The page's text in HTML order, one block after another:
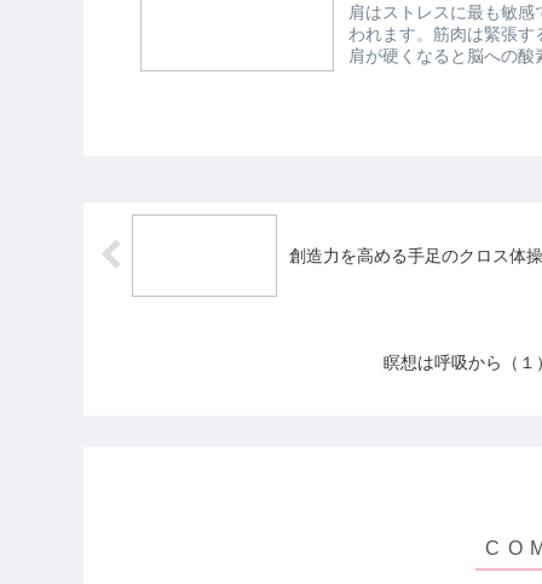
肩はストレスに最も敏
われます。筋肉は緊張
肩が硬くなると脳への
創造力を高める手足のクロス体操
瞑想は呼吸から（